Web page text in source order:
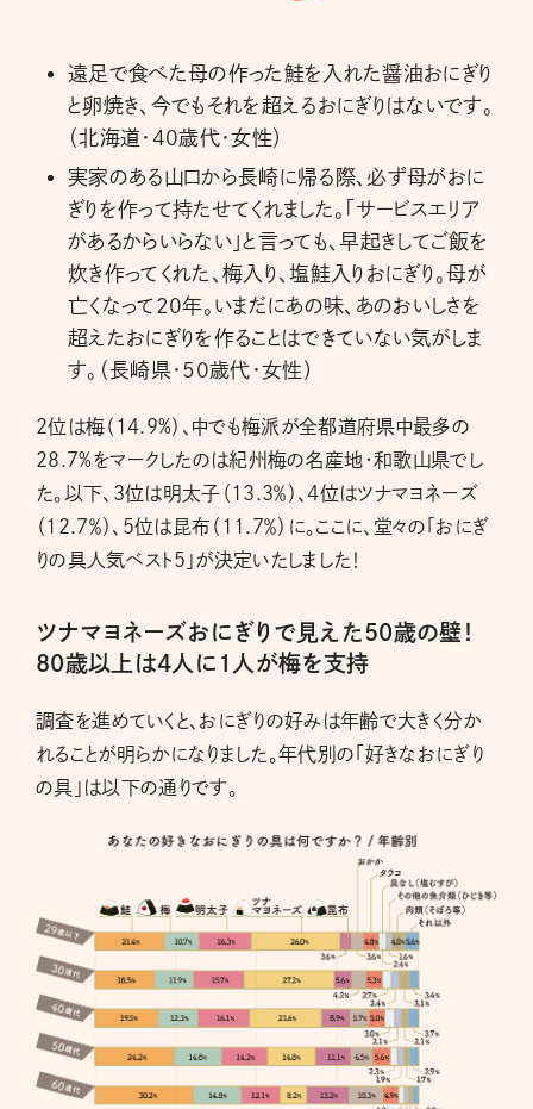
遠足で食べた母の作った鮭を入れた醤油おにぎり
と卵焼き、今でもそれを超えるおにぎりはないです。
（北海道・40歳代・女性）
実家のある山口から長崎に帰る際、必ず母がおに
ぎりを作って持たせてくれました。「サービスエリア
があるからいらない」と言っても、早起きしてご飯を
炊き作ってくれた、梅入り、塩鮭入りおにぎり。母が
亡くなって20年。いまだにあの味、あのおいしさを
超えたおにぎりを作ることはできていない気がしま
す。（長崎県・50歳代・女性）
2位は梅（14.9%）、中でも梅派が全都道府県中最多の
28.7%をマークしたのは紀州梅の名産地・和歌山県でし
た。以下、3位は明太子（13.3％）、4位はツナマヨネーズ
（12.7％）、5位は昆布（11.7％）に。ここに、堂々の「おにぎ
りの具人気ベスト5」が決定いたしました！
ツナマヨネーズおにぎりで見えた50歳の壁！
80歳以上は4人に1人が梅を支持
調査を進めていくと、おにぎりの好みは年齢で大きく分か
れることが明らかになりました。年代別の「好きなおにぎり
の具」は以下の通りです。